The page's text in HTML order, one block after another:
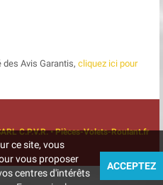
des Avis Garantis, cliquez ici pour
C.P.V.R. • Pièces-Volets-Roulant.fr
ce site, vous
vous proposer
centres d'intérêts
ACCEPTEZ